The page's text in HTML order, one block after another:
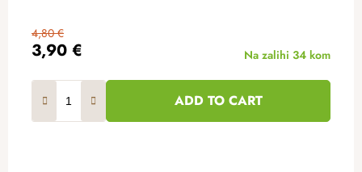
3,90 €
4,80 €
Na zalihi 34 kom
ADD TO CART